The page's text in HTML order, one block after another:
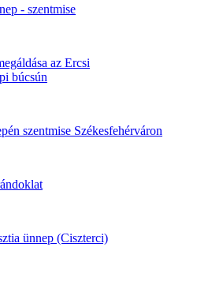
- szentmise
az Ercsi
búcsún
szentmise Székesfehérváron
ünnep (Ciszterci)